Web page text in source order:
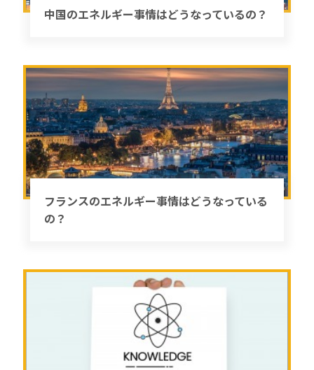
中国のエネルギー事情はどうなっているの？
フランスのエネルギー事情はどうなっている
の？